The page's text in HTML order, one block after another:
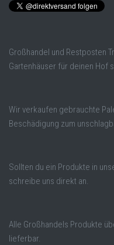
Großhandel und Restposten
Gartenhäuser für deinen Hof
Wir verkaufen gebrauchte
Beschädigung zum
Sollten du ein Produkte in
schreibe uns direkt an.
Alle Großhandels Produkte
lieferbar.